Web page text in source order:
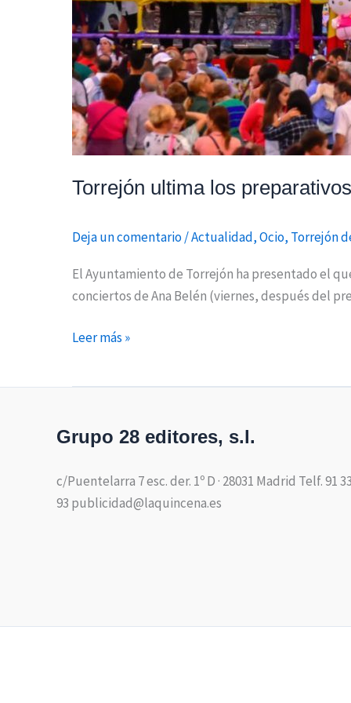
Torrejón ultima los
Deja un comentario/Actualidad,Ocio, Torrejón
El Ayuntamiento de Torrejón ha presentado el
conciertos de Ana Belén (viernes, después del
Leer más »
Grupo 28 editores, s.l.
c/Puentelarra 7 esc. der. 1º D · 28031 Madrid Telf. 91
93 publicidad@laquincena.es